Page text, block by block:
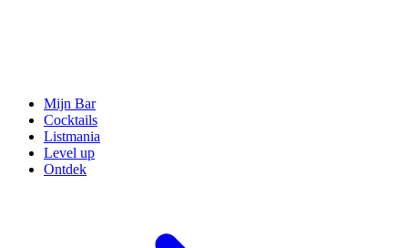
Mijn Bar
Cocktails
Listmania
Level up
Ontdek